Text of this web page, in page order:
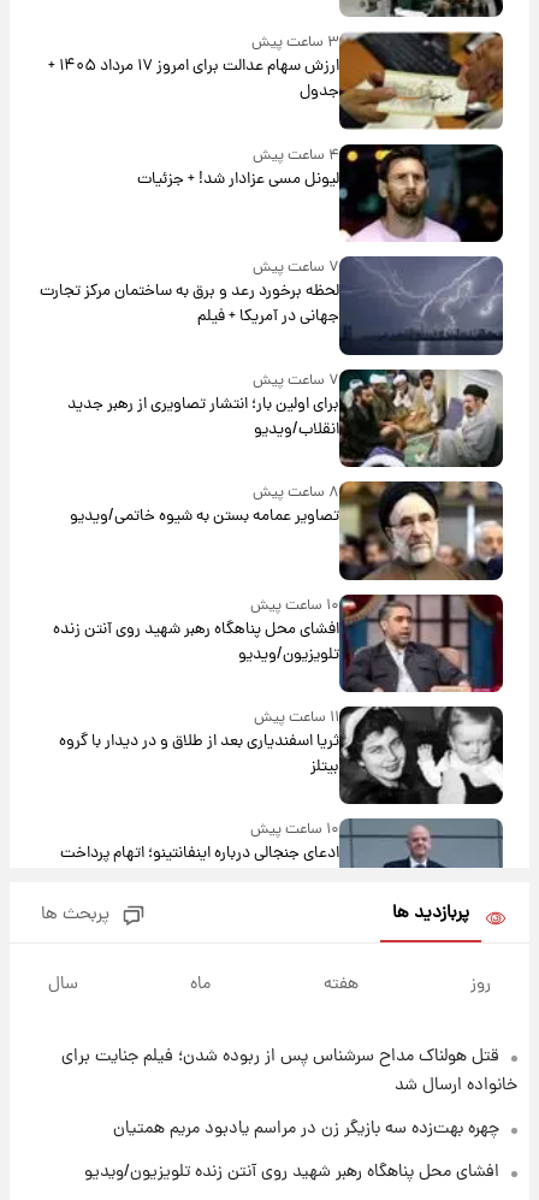
۳ ساعت پیش
ارزش سهام عدالت برای امروز ۱۷ مرداد ۱۴۰۵ +
جدول
۴ ساعت پیش
لیونل مسی عزادار شد! + جزئیات
۷ ساعت پیش
لحظه برخورد رعد و برق به ساختمان مرکز تجارت
جهانی در آمریکا + فیلم
۷ ساعت پیش
برای اولین بار؛ انتشار تصاویری از رهبر جدید
انقلاب/ویدیو
۸ ساعت پیش
تصاویر عمامه بستن به شیوه خاتمی/ویدیو
۱۰ ساعت پیش
افشای محل پناهگاه‌ رهبر شهید روی آنتن زنده
تلویزیون/ویدیو
۱۱ ساعت پیش
ثریا اسفندیاری بعد از طلاق و در دیدار با گروه
بیتلز
۱۰ ساعت پیش
ادعای جنجالی درباره اینفانتینو؛ اتهام پرداخت
آلزایمر و زوال عقل افزایش می‌یابد؟
۱۱ ساعت پیش
۱۱ ساعت پیش
پربازدید ها پربحث ها
روز هفته ماه سال
قتل هولناک مداح سرشناس پس از ربوده شدن؛ فیلم جنایت برای
خانواده ارسال شد
چهره بهت‌زده سه بازیگر زن در مراسم یادبود مریم همتیان
افشای محل پناهگاه‌ رهبر شهید روی آنتن زنده تلویزیون/ویدیو